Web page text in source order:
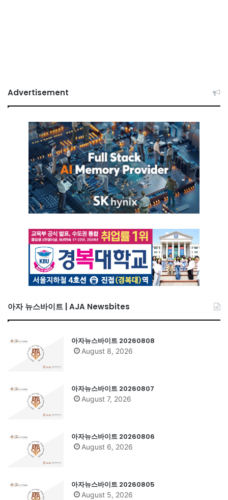
Advertisement
아자 뉴스바이트 | AJA Newsbites
아자뉴스바이트 20260808
August 8, 2026
아자뉴스바이트 20260807
August 7, 2026
아자뉴스바이트 20260806
August 6, 2026
아자뉴스바이트 20260805
August 5, 2026